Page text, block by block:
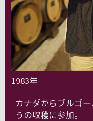
1983年
カナダからブルゴ
うの収穫に参加。